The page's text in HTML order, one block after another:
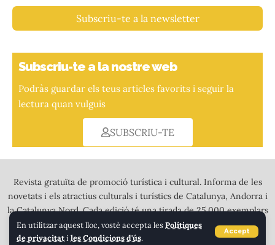
En utilitzar aquest lloc, vostè accepta lesPolítiques
de privacitati les Condicions d'ús.
Accept
Subscriu-te a la newsletter
Subscriu-te a la nostre web
Podràs guardar els teus articles favorits i seguir la
lectura quan vulguis
SUBSCRIU-TE
Revista gratuïta de promoció turística i cultural. Informa de les
novetats i els atractius culturals i turístics de Catalunya, Andorra i
la Catalunya Nord. Cada edició té una tirada de 25.000 exemplars
a tot color que es distribueixen en més de 2.000 punts de
recollida a l’Alt Pirineu, Andorra i tota Calalunya.